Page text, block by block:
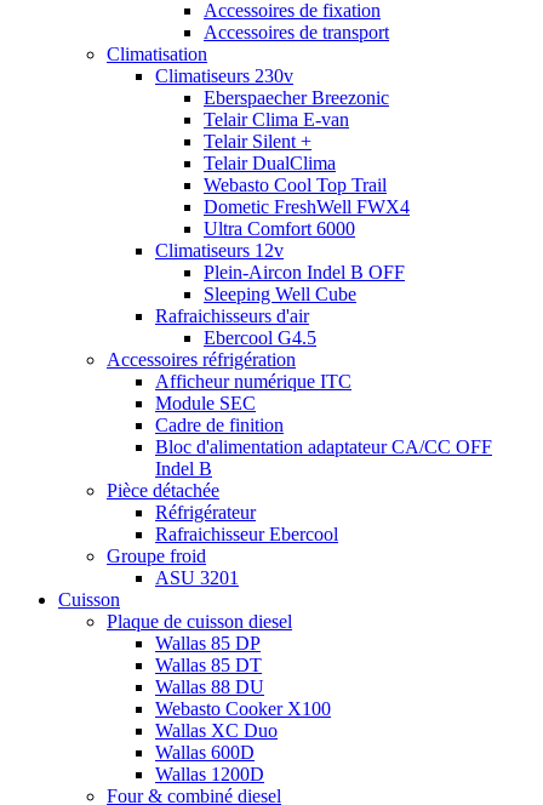
Accessoires de fixation
Accessoires de transport
Climatisation
Climatiseurs 230v
Eberspaecher Breezonic
Telair Clima E-van
Telair Silent +
Telair DualClima
Webasto Cool Top Trail
Dometic FreshWell FWX4
Ultra Comfort 6000
Climatiseurs 12v
Plein-Aircon Indel B OFF
Sleeping Well Cube
Rafraichisseurs d'air
Ebercool G4.5
Accessoires réfrigération
Afficheur numérique ITC
Module SEC
Cadre de finition
Bloc d'alimentation adaptateur CA/CC OFF
Indel B
Pièce détachée
Réfrigérateur
Rafraichisseur Ebercool
Groupe froid
ASU 3201
Cuisson
Plaque de cuisson diesel
Wallas 85 DP
Wallas 85 DT
Wallas 88 DU
Webasto Cooker X100
Wallas XC Duo
Wallas 600D
Wallas 1200D
Four & combiné diesel